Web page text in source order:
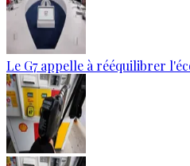
Le G7 appelle à rééquilibrer